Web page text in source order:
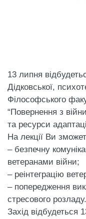
13 липня
Дідковської,
Філософського
“Повернення з
та ресурси
На лекції Ви
– безпечну
ветеранами війни;
– реінтеграцію
– попередження
стресового розладу.
Захід відбудеться